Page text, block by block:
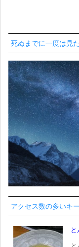
死ぬまでに一度は見
アクセス数の多いキ
と